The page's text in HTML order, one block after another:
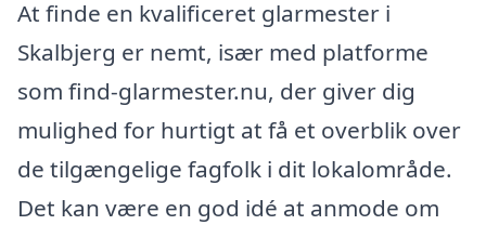
At finde en kvalificeret glarmester i
Skalbjerg er nemt, især med platforme
som find-glarmester.nu, der giver dig
mulighed for hurtigt at få et overblik over
de tilgængelige fagfolk i dit lokalområde.
Det kan være en god idé at anmode om